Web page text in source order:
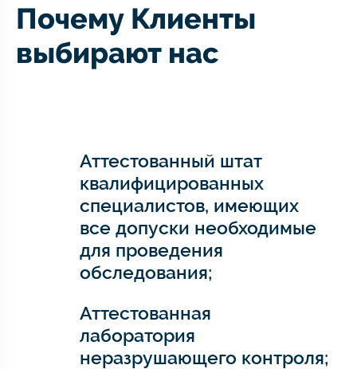
Почему Клиенты
выбирают нас
Аттестованный штат
квалифицированных
специалистов, имеющих
все допуски необходимые
для проведения
обследования;
Аттестованная
лаборатория
неразрушающего контроля;